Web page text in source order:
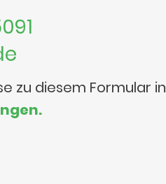
zu diesem Formular